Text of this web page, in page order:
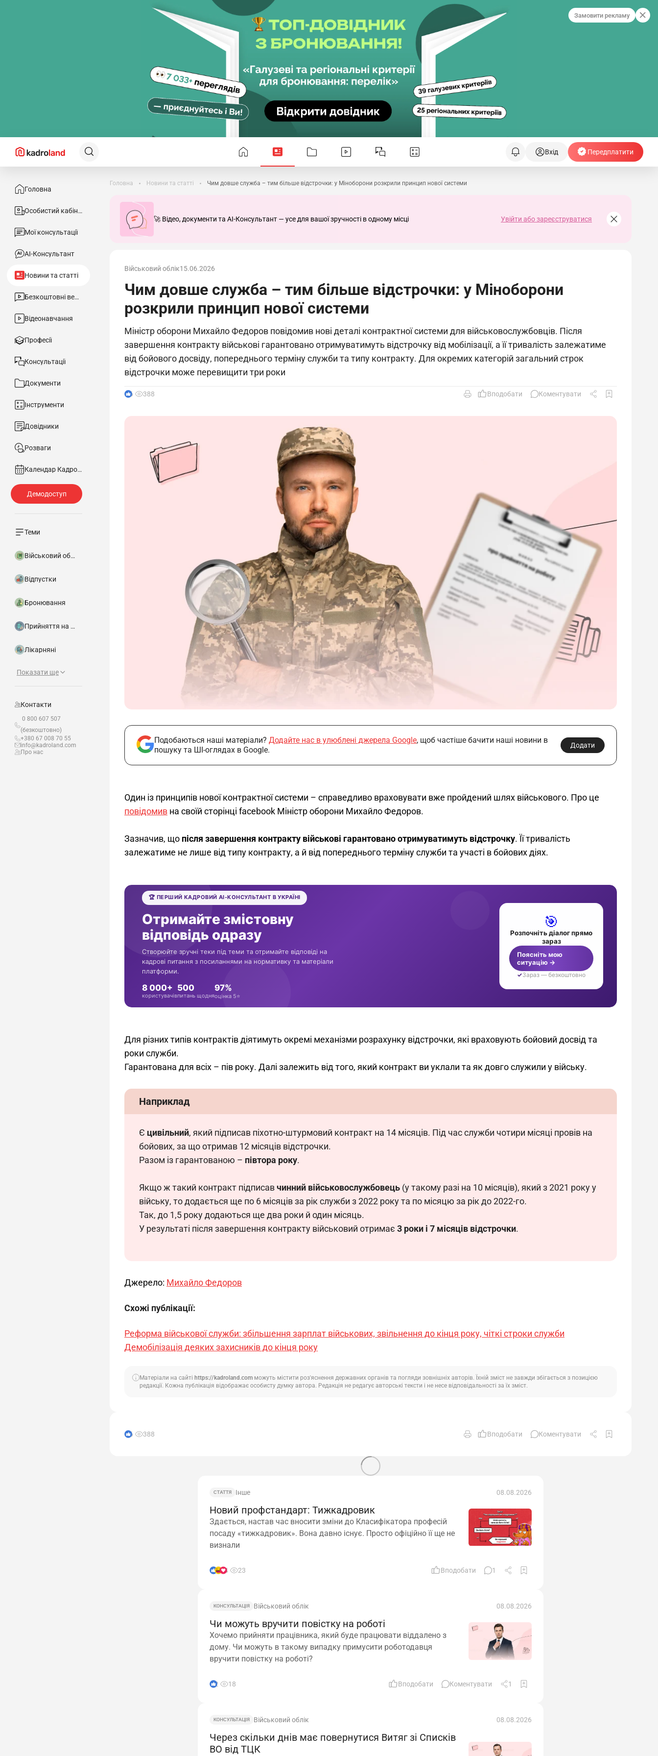
Замовити рекламу
Вхід Передплатити
Головна
Особистий кабінет
Мої консультації
АІ-Консультант
Новини та статті
Безкоштовні вебінари
Відеонавчання
Професії
Консультації
Документи
Інструменти
Довідники
Розваги
Календар Кадровика
Теми
Військовий облік
Відпустки
Бронювання
Прийняття на роботу
Лікарняні
Показати ще
Контакти
0 800 607 507
(безкоштовно)
+380 67 008 70 55
info@kadroland.com
Про нас
Головна Новини та статті Чим довше служба – тим більше відстрочки: у Міноборони розкрили принцип нової системи
🚀 Відео, документи та AI-Консультант — усе для вашої зручності в одному місці Увійти або зареєструватися
Військовий облік15.06.2026
Чим довше служба – тим більше відстрочки: у Міноборони
розкрили принцип нової системи
Міністр оборони Михайло Федоров повідомив нові деталі контрактної системи для військовослужбовців. Після
завершення контракту військові гарантовано отримуватимуть відстрочку від мобілізації, а її тривалість залежатиме
від бойового досвіду, попереднього терміну служби та типу контракту. Для окремих категорій загальний строк
відстрочки може перевищити три роки
6 388 Вподобати Коментувати
Подобаються наші матеріали? Додайте нас в улюблені джерела Google, щоб частіше бачити наші новини в
пошуку та ШІ-оглядах в Google.
Додати
Один із принципів нової контрактної системи – справедливо враховувати вже пройдений шлях військового. Про це
повідомив на своїй сторінці facebook Міністр оборони Михайло Федоров.
Зазначив, що після завершення контракту військові гарантовано отримуватимуть відстрочку. Її тривалість
залежатиме не лише від типу контракту, а й від попереднього терміну служби та участі в бойових діях.
Для різних типів контрактів діятимуть окремі механізми розрахунку відстрочки, які враховують бойовий досвід та
роки служби.
Гарантована для всіх – пів року. Далі залежить від того, який контракт ви уклали та як довго служили у війську.
Наприклад
Є цивільний, який підписав піхотно-штурмовий контракт на 14 місяців. Під час служби чотири місяці провів на
бойових, за що отримав 12 місяців відстрочки.
Разом із гарантованою – півтора року.
Якщо ж такий контракт підписав чинний військовослужбовець (у такому разі на 10 місяців), який з 2021 року у
війську, то додається ще по 6 місяців за рік служби з 2022 року та по місяцю за рік до 2022-го.
Так, до 1,5 року додаються ще два роки й один місяць.
У результаті після завершення контракту військовий отримає 3 роки і 7 місяців відстрочки.
Джерело: Михайло Федоров
Схожі публікації:
Реформа військової служби: збільшення зарплат військових, звільнення до кінця року, чіткі строки служби
Демобілізація деяких захисників до кінця року
Матеріали на сайті https://kadroland.com можуть містити роз'яснення державних органів та погляди зовнішніх авторів. Їхній зміст не завжди збігається з позицією
редакції. Кожна публікація відображає особисту думку автора. Редакція не редагує авторські тексти і не несе відповідальності за їх зміст.
6 388 Вподобати Коментувати
СТАТТЯ Інше 08.08.2026
Новий профстандарт: Тижкадровик
Здається, настав час вносити зміни до Класифікатора професій
посаду «тижкадровик». Вона давно існує. Просто офіційно її ще не
визнали
4 23 Вподобати 1
КОНСУЛЬТАЦІЯ Військовий облік 08.08.2026
Чи можуть вручити повістку на роботі
Хочемо прийняти працівника, який буде працювати віддалено з
дому. Чи можуть в такому випадку примусити роботодавця
вручити повістку на роботі?
2 18 Вподобати Коментувати 1
КОНСУЛЬТАЦІЯ Військовий облік 08.08.2026
Через скільки днів має повернутися Витяг зі Списків
ВО від ТЦК